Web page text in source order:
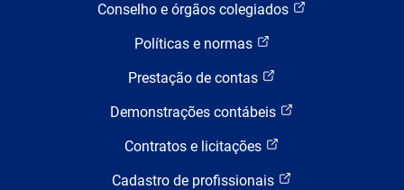
Conselho e órgãos colegiados
Políticas e normas
Prestação de contas
Demonstrações contábeis
Contratos e licitações
Cadastro de profissionais